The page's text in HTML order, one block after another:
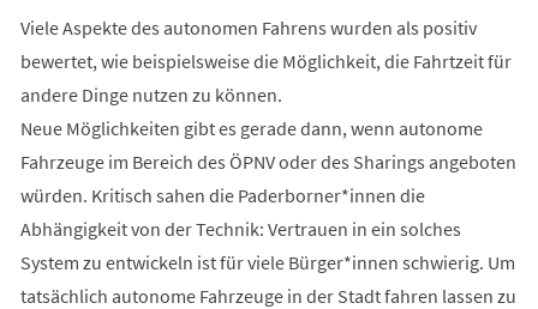
Viele Aspekte des autonomen Fahrens wurden als positiv
bewertet, wie beispielsweise die Möglichkeit, die Fahrtzeit für
andere Dinge nutzen zu können.
Neue Möglichkeiten gibt es gerade dann, wenn autonome
Fahrzeuge im Bereich des ÖPNV oder des Sharings angeboten
würden. Kritisch sahen die Paderborner*innen die
Abhängigkeit von der Technik: Vertrauen in ein solches
System zu entwickeln ist für viele Bürger*innen schwierig. Um
tatsächlich autonome Fahrzeuge in der Stadt fahren lassen zu